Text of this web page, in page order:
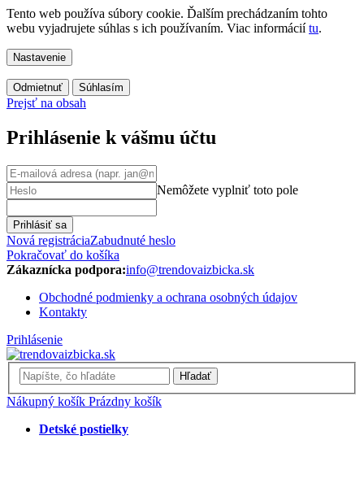
Tento web používa súbory cookie. Ďalším prechádzaním tohto
webu vyjadrujete súhlas s ich používaním. Viac informáciítu.
Nastavenie
Odmietnuť Súhlasím
Prejsť na obsah
Prihlásenie k vášmu účtu
Nemôžete vyplniť toto pole
Prihlásiť sa
Nová registráciaZabudnuté heslo
Pokračovať do košíka
Zákaznícka podpora:info@trendovaizbicka.sk
Obchodné podmienky a ochrana osobných údajov
Kontakty
Prihlásenie
Hľadať
Nákupný košík Prázdny košík
Detské postielky